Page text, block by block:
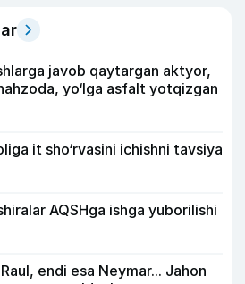
javob qaytargan aktyor,
yo‘lga asfalt yotqizgan
it sho‘rvasini ichishni tavsiya
AQSHga ishga yuborilishi
endi esa Neymar... Jahon